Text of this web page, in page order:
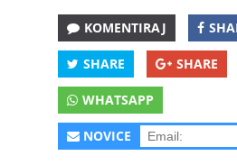
KOMENTIRAJ
SHARE SHARE
WHATSAPP
NOVICE